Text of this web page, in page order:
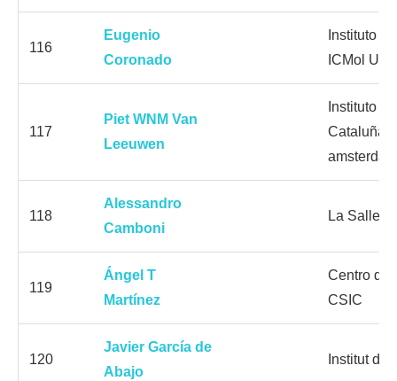
116
Eugenio
Coronado
Instituto
ICMol
117
Piet WNM Van
Leeuwen
Instituto
Cataluña
118
Alessandro
Camboni
La Salle
119
Ángel T
Martínez
Centro de
CSIC
120
Javier García de
Abajo
Institut de